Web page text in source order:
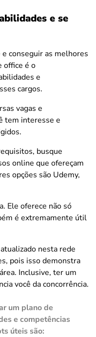
e se
conseguir as melhores
office é o
e
cargos.
vagas e
tem interesse e
busque
online que ofereçam
opções são Udemy,
Ele oferece não só
é extremamente útil
nesta rede
pois isso demonstra
Inclusive, ter um
você da concorrência.
um plano de
e competências
úteis são: